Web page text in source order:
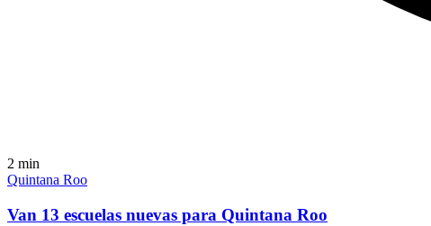
2 min
Quintana Roo
Van 13 escuelas nuevas para Quintana Roo